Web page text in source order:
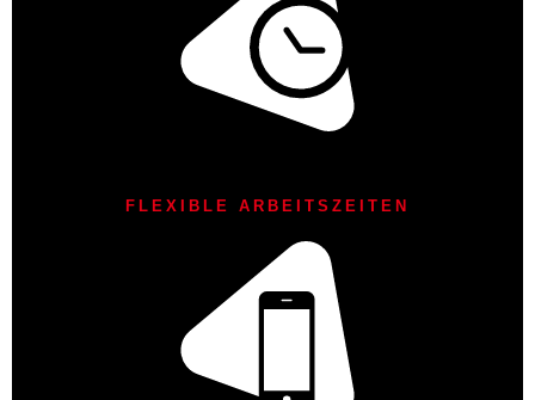
FLEXIBLE ARBEITSZEITEN